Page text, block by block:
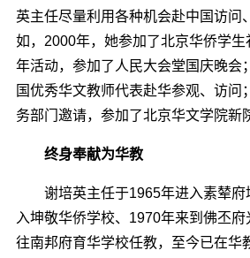
英主任尽量利用各种机会赴中国访问
如，2000年，她参加了北京华侨学生
年活动，参加了人民大会堂国庆晚会
国优秀华文教师代表赴华参观、访问
务部门邀请，参加了北京华文学院新
终身奉献为华教
谢培英主任于1965年进入素辇府
入坤敬华侨学校、1970年来到佛丕
往南邦府育华学校任教，至今已在华